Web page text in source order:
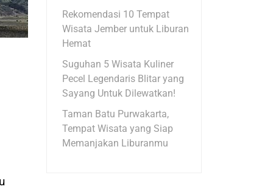
Rekomendasi 10 Tempat
Wisata Jember untuk Liburan
Hemat
Suguhan 5 Wisata Kuliner
Pecel Legendaris Blitar yang
Sayang Untuk Dilewatkan!
Taman Batu Purwakarta,
Tempat Wisata yang Siap
Memanjakan Liburanmu